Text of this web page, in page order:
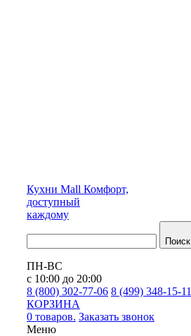
Кухни Mall Комфорт,
доступный
каждому
Поиск
ПН-ВС
с 10:00 до 20:00
8 (800) 302-77-06 8 (499) 348-15-11
КОРЗИНА
0 товаров. Заказать звонок
Меню